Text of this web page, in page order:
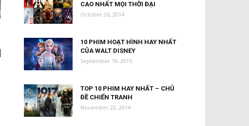
CAO NHẤT MỌI THỜI ĐẠI
October 26, 2014
10 PHIM HOẠT HÌNH HAY NHẤT
CỦA WALT DISNEY
September 19, 2015
TOP 10 PHIM HAY NHẤT – CHỦ
ĐỀ CHIẾN TRANH
November 22, 2014